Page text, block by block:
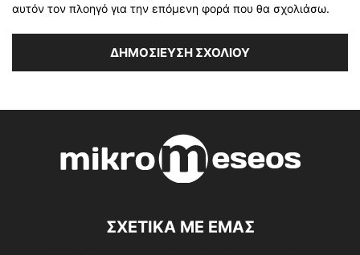
αυτόν τον πλοηγό για την επόμενη φορά που θα σχολιάσω.
ΣΧΕΤΙΚΑ ΜΕ ΕΜΑΣ